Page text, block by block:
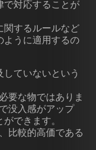
で対応することが
関するルールなど
ように適用するの
ていないという
要な物ではありま
没入感がアップ
できます。
比較的高価である